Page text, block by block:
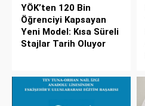
YÖK’ten 120 Bin
Öğrenciyi Kapsayan
Yeni Model: Kısa Süreli
Stajlar Tarih Oluyor